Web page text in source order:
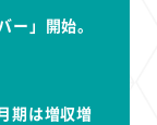
ー」開始。
期は増収増